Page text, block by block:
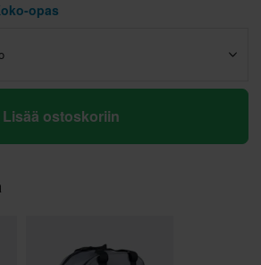
opas
Lisää ostoskoriin